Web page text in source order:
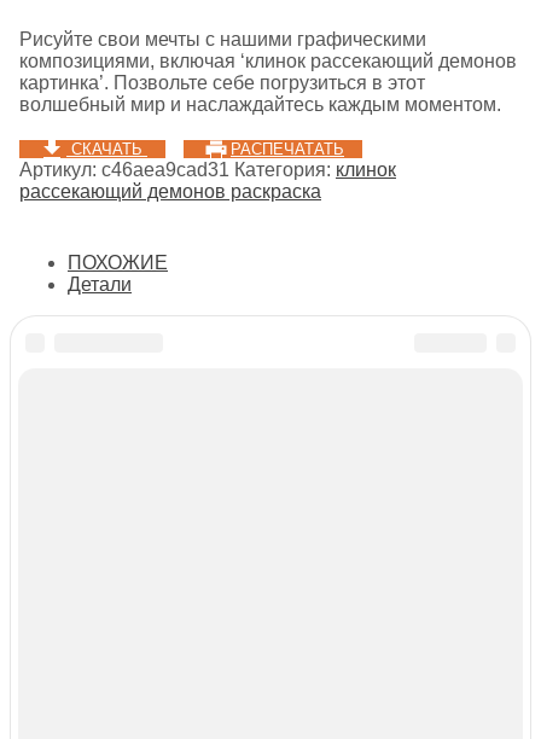
Рисуйте свои мечты с нашими графическими
композициями, включая ‘клинок рассекающий демонов
картинка’. Позвольте себе погрузиться в этот
волшебный мир и наслаждайтесь каждым моментом.
СКАЧАТЬ РАСПЕЧАТАТЬ
Артикул: c46aea9cad31 Категория: клинок
рассекающий демонов раскраска
ПОХОЖИЕ
Детали